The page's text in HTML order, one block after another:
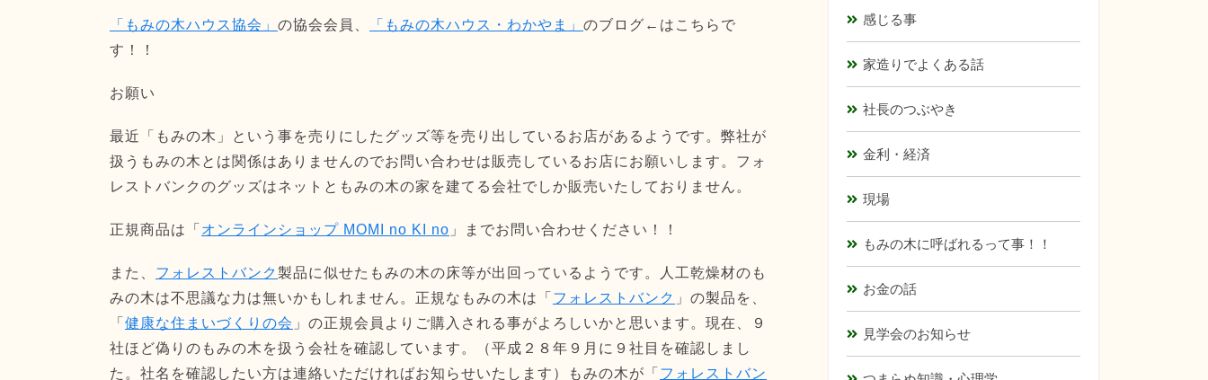
「もみの木ハウス協会」 の協会会員、 「もみの木ハウス・わかやま」 のブログ←はこちらで
す！！
お願い
最近「もみの木」という事を売りにしたグッズ等を売り出しているお店があるようです。弊社が
扱うもみの木とは関係はありませんのでお問い合わせは販売しているお店にお願いします。フォ
レストバンクのグッズはネットともみの木の家を建てる会社でしか販売いたしておりません。
正規商品は「 オンラインショップ MOMI no KI no 」までお問い合わせください！！
また、 フォレストバンク製品に似せたもみの木の床等が出回っているようです。人工乾燥材のも
みの木は不思議な力は無いかもしれません。正規なもみの木は「 フォレストバンク 」の製品を、
「 健康な住まいづくりの会 」の正規会員よりご購入される事がよろしいかと思います。現在、９
社ほど偽りのもみの木を扱う会社を確認しています。（平成２８年９月に９社目を確認しまし
た。社名を確認したい方は連絡いただければお知らせいたします）もみの木が「 フォレストバン
感じる事
家造りでよくある話
社長のつぶやき
金利・経済
現場
もみの木に呼ばれるって事！！
お金の話
見学会のお知らせ